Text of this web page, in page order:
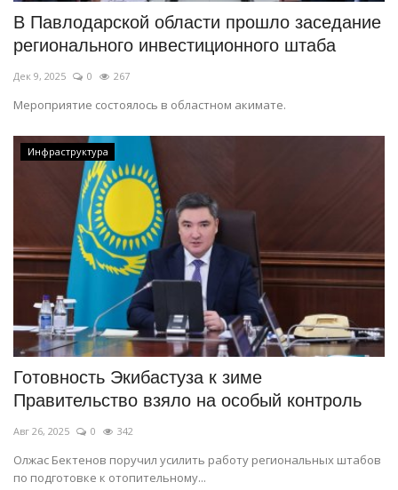
В Павлодарской области прошло заседание
регионального инвестиционного штаба
Дек 9, 2025 0 267
Мероприятие состоялось в областном акимате.
Инфраструктура
Готовность Экибастуза к зиме
Правительство взяло на особый контроль
Авг 26, 2025 0 342
Олжас Бектенов поручил усилить работу региональных штабов
по подготовке к отопительному...